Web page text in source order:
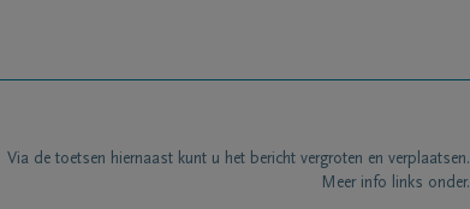
Via de toetsen hiernaast kunt u het bericht vergroten en verplaatsen.
Meer info links onder.